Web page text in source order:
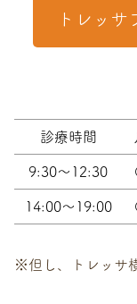
トレッ
診療時間
9:30～12:30
14:00～19:00
※但し、トレッサ